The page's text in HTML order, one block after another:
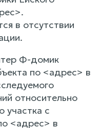
в отсутствии
Ф-домик
по <адрес> в
относительно
участка с
<адрес> в